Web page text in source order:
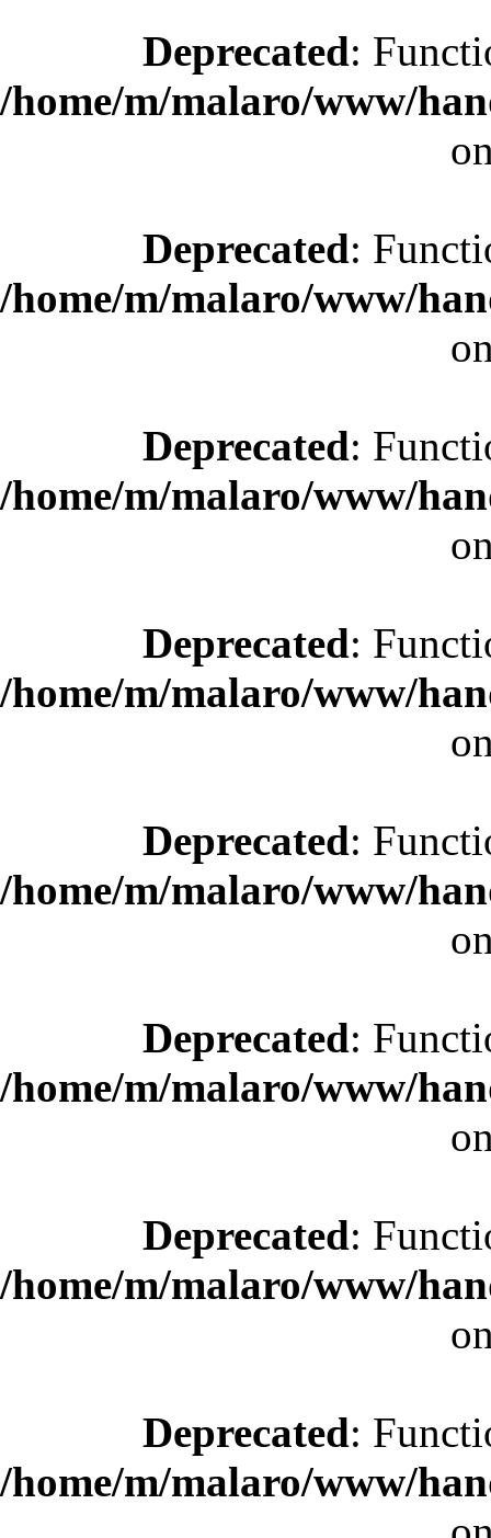
Deprecated:
/home/m/malaro/www/
Deprecated:
/home/m/malaro/www/
Deprecated:
/home/m/malaro/www/
Deprecated:
/home/m/malaro/www/
Deprecated:
/home/m/malaro/www/
Deprecated:
/home/m/malaro/www/
Deprecated:
/home/m/malaro/www/
Deprecated:
/home/m/malaro/www/